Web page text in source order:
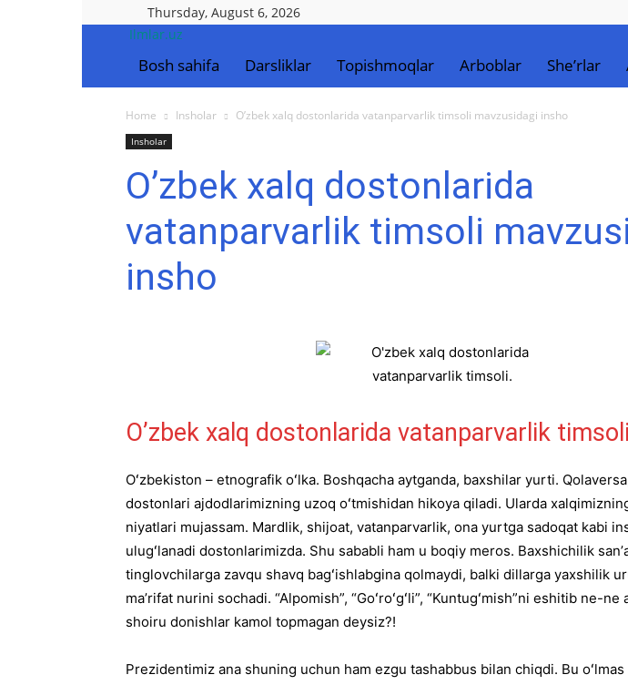
Thursday, August 6, 2026
Ilmlar.uz
Bosh sahifa Darsliklar Topishmoqlar Arboblar She’rlar
Home Insholar O’zbek xalq dostonlarida vatanparvarlik timsoli mavzusidagi insho
Insholar
O’zbek xalq dostonlarida
vatanparvarlik timsoli
insho
O’zbek xalq dostonlarida vatanparvarlik
Oʻzbekiston – etnografik oʻlka. Boshqacha aytganda, baxshilar yurti.
dostonlari ajdodlarimizning uzoq oʻtmishidan hikoya qiladi. Ularda
niyatlari mujassam. Mardlik, shijoat, vatanparvarlik, ona yurtga sadoqat kabi
ulugʻlanadi dostonlarimizda. Shu sababli ham u boqiy meros. Baxshichilik
tinglovchilarga zavqu shavq bagʻishlabgina qolmaydi, balki dillarga yaxshilik
maʼrifat nurini sochadi. “Alpomish”, “Goʻroʻgʻli”, “Kuntugʻmish”ni eshitib ne-
shoiru donishlar kamol topmagan deysiz?!
Prezidentimiz ana shuning uchun ham ezgu tashabbus bilan chiqdi. Bu